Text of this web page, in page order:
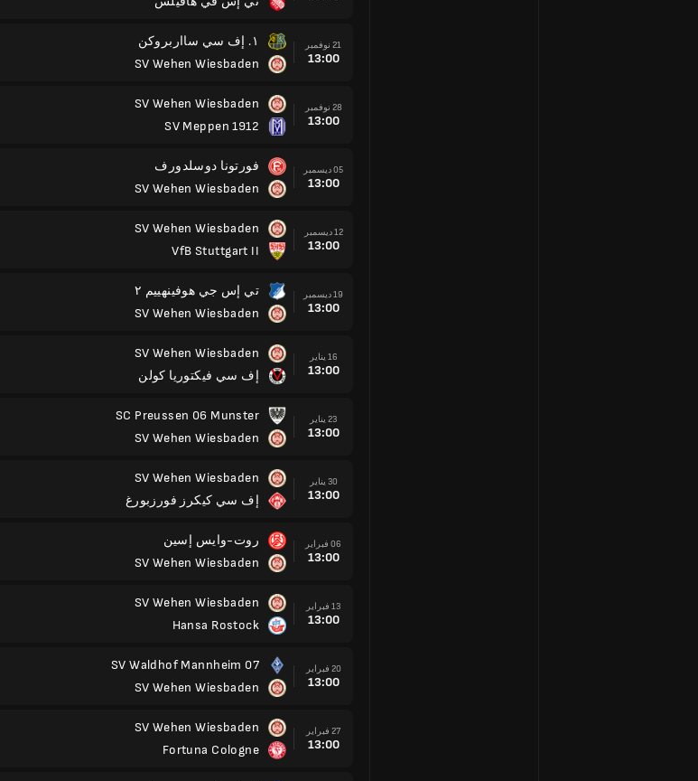
21 نوفمبر
13:00
١. إف سي سااربروكن
SV Wehen Wiesbaden
28 نوفمبر
13:00
SV Wehen Wiesbaden
SV Meppen 1912
05 ديسمبر
13:00
فورتونا دوسلدورف
SV Wehen Wiesbaden
12 ديسمبر
13:00
SV Wehen Wiesbaden
VfB Stuttgart II
19 ديسمبر
13:00
تي إس جي هوفينهييم ٢
SV Wehen Wiesbaden
16 يناير
13:00
SV Wehen Wiesbaden
إف سي فيكتوريا كولن
23 يناير
13:00
SC Preussen 06 Munster
SV Wehen Wiesbaden
30 يناير
13:00
SV Wehen Wiesbaden
إف سي كيكرز فورزبورغ
06 فبراير
13:00
روت-وايس إسين
SV Wehen Wiesbaden
13 فبراير
13:00
SV Wehen Wiesbaden
Hansa Rostock
20 فبراير
13:00
SV Waldhof Mannheim 07
SV Wehen Wiesbaden
27 فبراير
13:00
SV Wehen Wiesbaden
Fortuna Cologne